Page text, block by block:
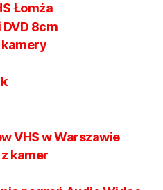
Łomża
8cm
VHS w Warszawie
kamer